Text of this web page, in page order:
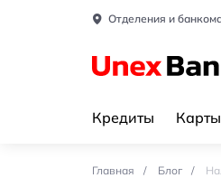
Отделения и
Кредиты Карты
Главная Блог